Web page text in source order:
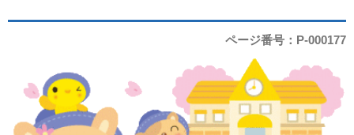
ページ番号：P-000177